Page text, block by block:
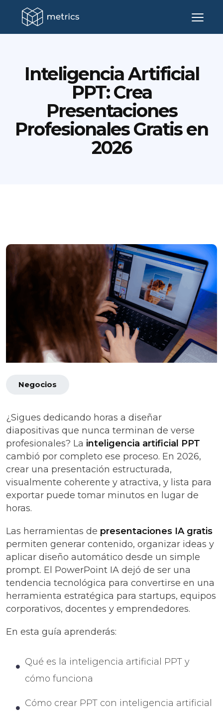
Inteligencia Artificial
PPT: Crea
Presentaciones
Profesionales Gratis en
2026
Negocios
¿Sigues dedicando horas a diseñar
diapositivas que nunca terminan de verse
profesionales? La inteligencia artificial PPT
cambió por completo ese proceso. En 2026,
crear una presentación estructurada,
visualmente coherente y atractiva, y lista para
exportar puede tomar minutos en lugar de
horas.
Las herramientas de presentaciones IA gratis
permiten generar contenido, organizar ideas y
aplicar diseño automático desde un simple
prompt. El PowerPoint IA dejó de ser una
tendencia tecnológica para convertirse en una
herramienta estratégica para startups, equipos
corporativos, docentes y emprendedores.
En esta guía aprenderás:
Qué es la inteligencia artificial PPT y
cómo funciona
Cómo crear PPT con inteligencia artificial